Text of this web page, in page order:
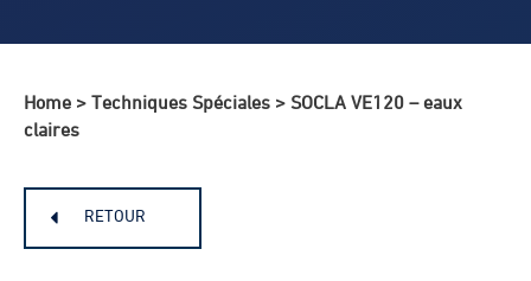
Home > Techniques Spéciales > SOCLA VE120 – eaux
claires
RETOUR